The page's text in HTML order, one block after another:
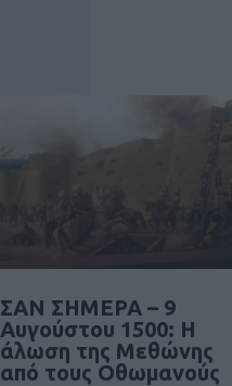
ΣΑΝ ΣΗΜΕΡΑ – 9
Αυγούστου 1500: Η
άλωση της Μεθώνης
από τους Οθωμανούς